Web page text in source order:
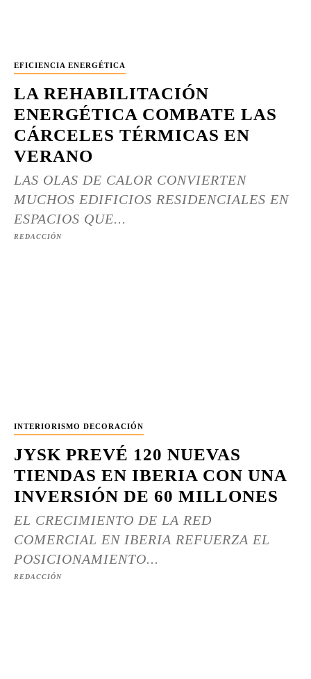
EFICIENCIA ENERGÉTICA
LA REHABILITACIÓN
ENERGÉTICA COMBATE LAS
CÁRCELES TÉRMICAS EN
VERANO
LAS OLAS DE CALOR CONVIERTEN
MUCHOS EDIFICIOS RESIDENCIALES EN
ESPACIOS QUE...
REDACCIÓN
INTERIORISMO DECORACIÓN
JYSK PREVÉ 120 NUEVAS
TIENDAS EN IBERIA CON UNA
INVERSIÓN DE 60 MILLONES
EL CRECIMIENTO DE LA RED
COMERCIAL EN IBERIA REFUERZA EL
POSICIONAMIENTO...
REDACCIÓN